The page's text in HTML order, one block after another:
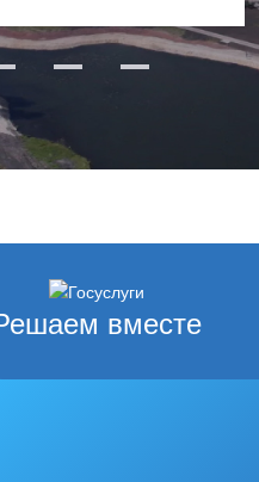
4 5
вместе